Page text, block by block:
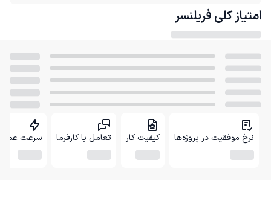
امتیاز کلی فریلنسر
نرخ موفقیت در پروژه‌ها کیفیت کار تعامل با کارفرما سرعت عمل